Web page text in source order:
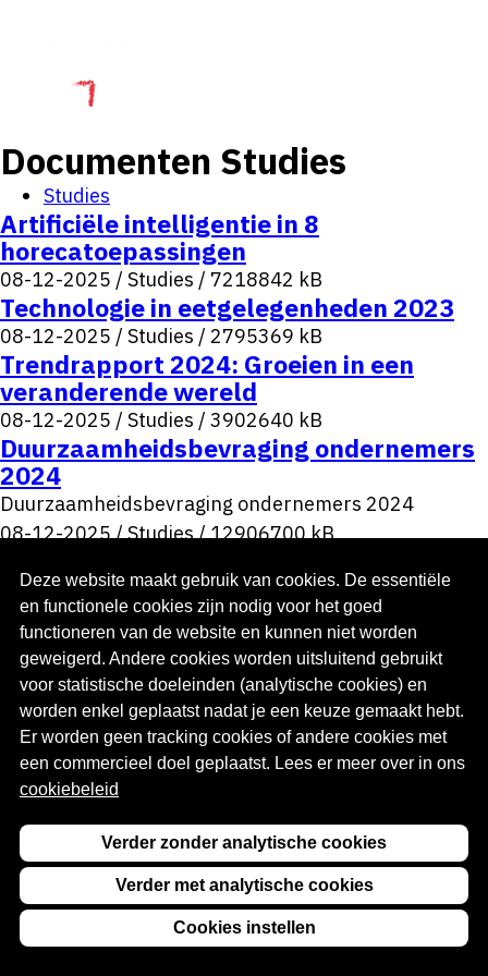
Deze website maakt gebruik van cookies. De essentiële
en functionele cookies zijn nodig voor het goed
functioneren van de website en kunnen niet worden
geweigerd. Andere cookies worden uitsluitend gebruikt
voor statistische doeleinden (analytische cookies) en
worden enkel geplaatst nadat je een keuze gemaakt hebt.
Er worden geen tracking cookies of andere cookies met
een commercieel doel geplaatst. Lees er meer over in ons
cookiebeleid
Verder zonder analytische cookies
Verder met analytische cookies
Cookies instellen
Documenten Studies
Studies
Artificiële intelligentie in 8
horecatoepassingen
08-12-2025 / Studies / 7218842 kB
Technologie in eetgelegenheden 2023
08-12-2025 / Studies / 2795369 kB
Trendrapport 2024: Groeien in een
veranderende wereld
08-12-2025 / Studies / 3902640 kB
Duurzaamheidsbevraging ondernemers
2024
Duurzaamheidsbevraging ondernemers 2024
08-12-2025/Studies/12906700 kB
Interessante links
Guidea.be(opent in een nieuw venster)
Guidea Apps (opent in een nieuw venster)
Guidea Werknemer
Guidea Werkgever(opent in een nieuw venster)
Over deze site
Over Guidea incijfers
Website policy